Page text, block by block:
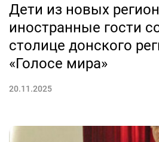
Дети из новых
иностранные гости
столице донского
«Голосе мира»
20.11.2025